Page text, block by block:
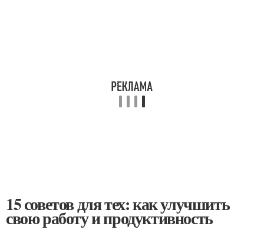
15 советов для тех: как улучшить
свою работу и продуктивность